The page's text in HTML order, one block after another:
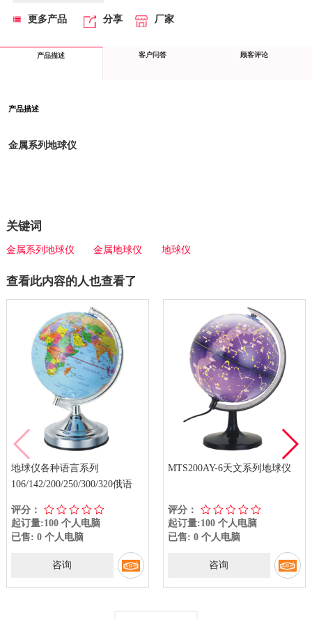
更多产品 分享 厂家
产品描述 客户问答 顾客评论
产品描述
金属系列地球仪
关键词
金属系列地球仪 金属地球仪 地球仪
查看此内容的人也查看了
地球仪各种语言系列
106/142/200/250/300/320俄语
评分：
起订量:100 个人电脑
已售: 0 个人电脑
咨询
MTS200AY-6天文系列地球仪
评分：
起订量:100 个人电脑
已售: 0 个人电脑
咨询